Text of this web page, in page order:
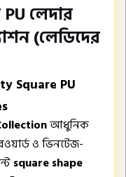
PU লেদার
(লেডিদের
Square PU
আধুনিক
ও ভিনটেজ-
square shape